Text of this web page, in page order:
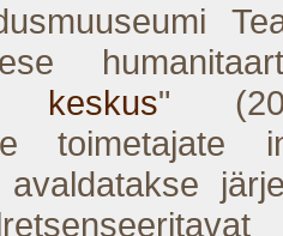
keskus"
toimetajate